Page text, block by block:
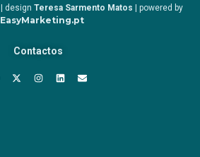
| design Teresa Sarmento Matos | powered by
EasyMarketing.pt
Contactos